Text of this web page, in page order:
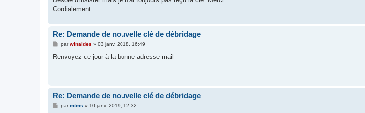
a
g
Cordialement
Re: Demande de nouvelle clé de débridage
M
s
parwinaides » 03 janv. 2018, 16:49
Renvoyez ce jour à la bonne adresse mail
Re: Demande de nouvelle clé de débridage
Mparmtms » 10 janv. 2019, 12:32